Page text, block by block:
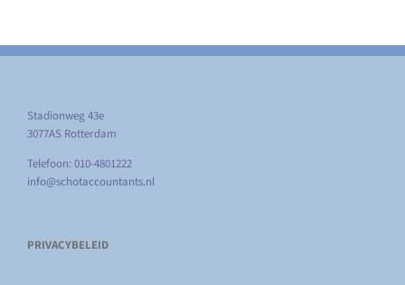
Stadionweg 43e
3077AS Rotterdam
Telefoon: 010-4801222
info@schotaccountants.nl
PRIVACYBELEID